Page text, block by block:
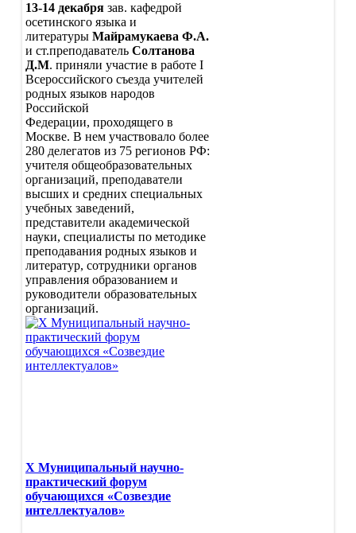
13-14 декабря зав. кафедрой
осетинского языка и
литературы Майрамукаева Ф.А.
и ст.преподаватель Солтанова
Д.М. приняли участие в работе I
Всероссийского съезда учителей
родных языков народов
Российской
Федерации, проходящего в
Москве. В нем участвовало более
280 делегатов из 75 регионов РФ:
учителя общеобразовательных
организаций, преподаватели
высших и средних специальных
учебных заведений,
представители академической
науки, специалисты по методике
преподавания родных языков и
литератур, сотрудники органов
управления образованием и
руководители образовательных
организаций.
X Муниципальный научно-
практический форум
обучающихся «Созвездие
интеллектуалов»